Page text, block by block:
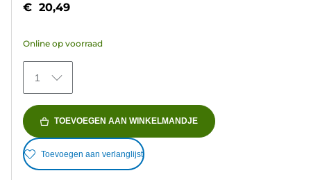
de
sterren.
152
beoordelingen
€ 20,49
Online op voorraad
1
TOEVOEGEN AAN WINKELMANDJE
Toevoegen aan verlanglijst